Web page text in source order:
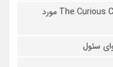
دانلود فیلم The Curious Case of Dolphin Bay 2022 مورد